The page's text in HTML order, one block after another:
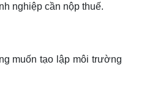
nghiệp cần nộp thuế.
muốn tạo lập môi trường